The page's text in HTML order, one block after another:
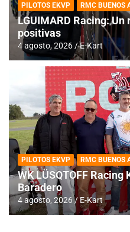
PILOTOS EKVP RMC BUENOS
LGUIMARD Racing:
positivas
4 agosto, 2026 E-Kart
PILOTOS EKVP RMC BUENOS
WK LÜSQTOFF
Baradero
4 agosto, 2026 E-Kart